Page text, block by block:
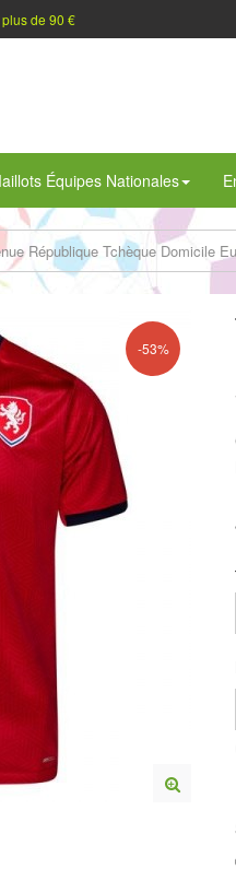
de 90 €
Équipes Nationales
République Tchèque Domicile
-53%